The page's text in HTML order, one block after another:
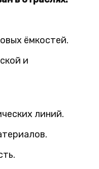
ёмкостей.
и
линий.